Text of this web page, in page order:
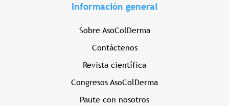
Información general
Sobre AsoColDerma
Contáctenos
Revista científica
Congresos AsoColDerma
Paute con nosotros